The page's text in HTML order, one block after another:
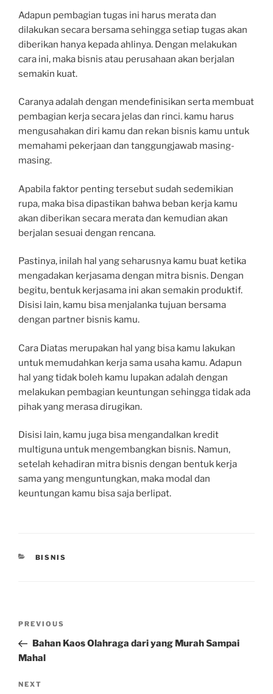
Adapun pembagian tugas ini harus merata dan
dilakukan secara bersama sehingga setiap tugas akan
diberikan hanya kepada ahlinya. Dengan melakukan
cara ini, maka bisnis atau perusahaan akan berjalan
semakin kuat.
Caranya adalah dengan mendefinisikan serta membuat
pembagian kerja secara jelas dan rinci. kamu harus
mengusahakan diri kamu dan rekan bisnis kamu untuk
memahami pekerjaan dan tanggungjawab masing-
masing.
Apabila faktor penting tersebut sudah sedemikian
rupa, maka bisa dipastikan bahwa beban kerja kamu
akan diberikan secara merata dan kemudian akan
berjalan sesuai dengan rencana.
Pastinya, inilah hal yang seharusnya kamu buat ketika
mengadakan kerjasama dengan mitra bisnis. Dengan
begitu, bentuk kerjasama ini akan semakin produktif.
Disisi lain, kamu bisa menjalanka tujuan bersama
dengan partner bisnis kamu.
Cara Diatas merupakan hal yang bisa kamu lakukan
untuk memudahkan kerja sama usaha kamu. Adapun
hal yang tidak boleh kamu lupakan adalah dengan
melakukan pembagian keuntungan sehingga tidak ada
pihak yang merasa dirugikan.
Disisi lain, kamu juga bisa mengandalkan kredit
multiguna untuk mengembangkan bisnis. Namun,
setelah kehadiran mitra bisnis dengan bentuk kerja
sama yang menguntungkan, maka modal dan
keuntungan kamu bisa saja berlipat.
CATEGORIES
BISNIS
Previous
Post
PREVIOUS
Bahan Kaos Olahraga dari yang Murah Sampai
Mahal
Next
NEXT